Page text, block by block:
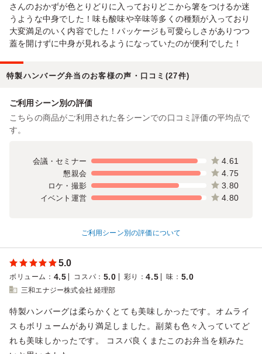
さんのおかずが色とりどりに入っておりどこから箸をつけるか迷
うような中身でした！味も酸味や辛味等多くの種類が入っており
大変満足のいく内容でした！パッケージも可愛らしさがありつつ
蓋を開けずに中身が見れるようになっていたのが便利でした！
特製ハンバーグ弁当のお客様の声・口コミ(27件)
ご利用シーン別の評価
こちらの商品がご利用された各シーンでの口コミ評価の平均点で
す。
会議・セミナー 4.61
懇親会 4.75
ロケ・撮影 3.80
イベント運営 4.80
ご利用シーン別の評価について
5.0
ボリューム ： 4.5 コスパ ： 5.0 彩り ：4.5 味 ： 5.0
三和エナジー株式会社 経理部
特製ハンバーグは柔らかくとても美味しかったです。オムライ
スもボリュームがあり満足しました。副菜も色々入っていてど
れも美味しかったです。 コスパ良くまたこのお弁当を頼みた